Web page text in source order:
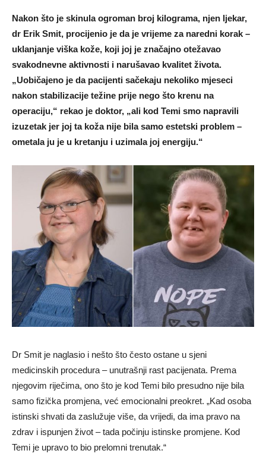
Nakon što je skinula ogroman broj kilograma, njen ljekar,
dr Erik Smit, procijenio je da je vrijeme za naredni korak –
uklanjanje viška kože, koji joj je značajno otežavao
svakodnevne aktivnosti i narušavao kvalitet života.
„Uobičajeno je da pacijenti sačekaju nekoliko mjeseci
nakon stabilizacije težine prije nego što krenu na
operaciju,“ rekao je doktor, „ali kod Temi smo napravili
izuzetak jer joj ta koža nije bila samo estetski problem –
ometala ju je u kretanju i uzimala joj energiju.“
Dr Smit je naglasio i nešto što često ostane u sjeni
medicinskih procedura – unutrašnji rast pacijenata. Prema
njegovim riječima, ono što je kod Temi bilo presudno nije bila
samo fizička promjena, već emocionalni preokret. „Kad osoba
istinski shvati da zaslužuje više, da vrijedi, da ima pravo na
zdrav i ispunjen život – tada počinju istinske promjene. Kod
Temi je upravo to bio prelomni trenutak.“